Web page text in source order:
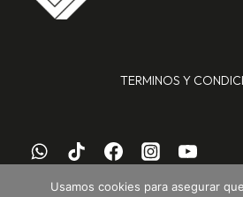
TERMINOS Y
Usamos cookies para asegurar